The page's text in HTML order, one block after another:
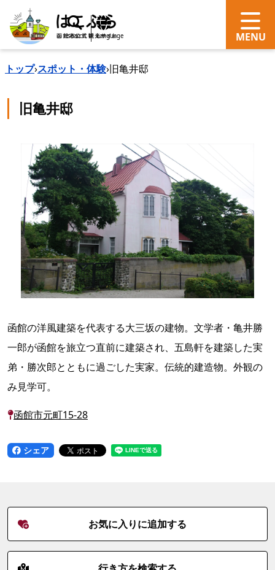
search Language
トップ›スポット・体験›旧亀井邸
旧亀井邸
函館の洋風建築を代表する大三坂の建物。文学者・亀井勝
一郎が函館を旅立つ直前に建築され、五島軒を建築した実
弟・勝次郎とともに過ごした実家。伝統的建造物。外観の
み見学可。
函館市元町15-28
シェア
お気に入りに追加する